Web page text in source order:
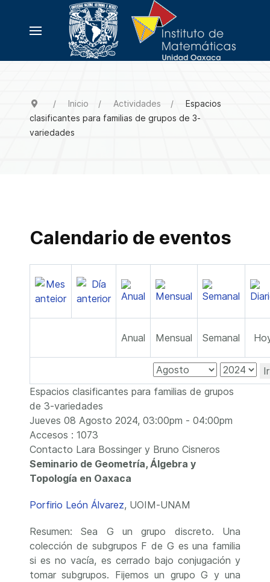
Inicio Actividades
Espacios
clasificantes para familias de grupos de 3-
variedades
Calendario de eventos
Anual Mensual Semanal
Espacios clasificantes para familias de grupos
de 3-variedades
Jueves 08 Agosto 2024, 03:00pm - 04:00pm
Accesos : 1073
Contacto Lara Bossinger y Bruno Cisneros
Seminario de Geometría, Álgebra y
Topología en Oaxaca
Porfirio León Álvarez, UOIM-UNAM
Resumen: Sea G un grupo discreto. Una
colección de subgrupos F de G es una familia
si es no vacía, es cerrado bajo conjugación y
tomar subgrupos. Fijemos un grupo G y una